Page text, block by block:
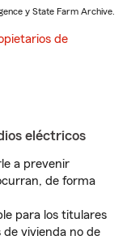
y State Farm Archive.
de
eléctricos
a prevenir
de forma
para los titulares
vivienda no de